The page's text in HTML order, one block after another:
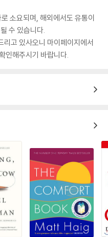
소요되며, 해외에서도 유통이
수 있습니다.
리고 있사오니 마이페이지에서
인해주시기 바랍니다.